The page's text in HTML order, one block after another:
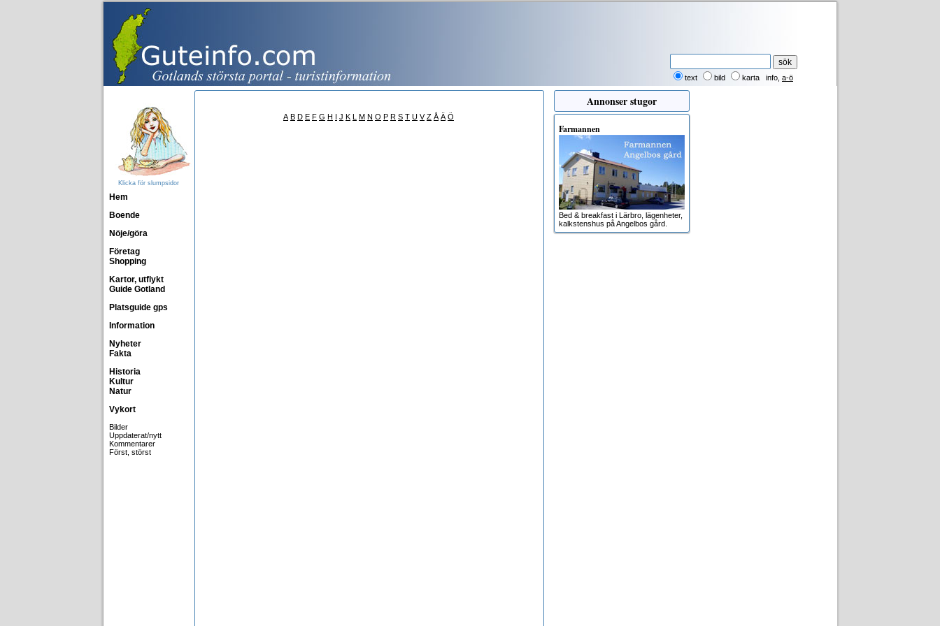
text bild karta info a-ö
Klicka för slumpsidor
Hem
Boende
Nöje/göra
Företag
Shopping
Kartor, utflykt
Guide Gotland
Platsguide gps
Information
Nyheter
Fakta
Historia
Kultur
Natur
Vykort
Bilder
Uppdaterat/nytt
Kommentarer
Först, störst
A B D E F G H I J K L M N O P R S T U V Z Å Ä Ö
Annonser stugor
Farmannen
Bed & breakfast i Lärbro, lägenheter,
kalkstenshus på Angelbos gård.